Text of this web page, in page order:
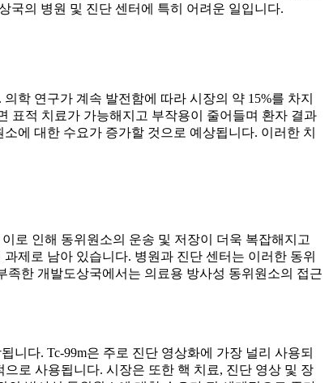
국의 병원 및 진단 센터에 특히 어려운 일입니다.
학 연구가 계속 발전함에 따라 시장의 약 15%를 차지
표적 치료가 가능해지고 부작용이 줄어들며 환자 결과
에 대한 수요가 증가할 것으로 예상됩니다. 이러한 치
로 인해 동위원소의 운송 및 저장이 더욱 복잡해지고
제로 남아 있습니다. 병원과 진단 센터는 이러한 동위
한 개발도상국에서는 의료용 방사성 동위원소의 접근
니다. Tc-99m은 주로 진단 영상화에 가장 널리 사용되
로 사용됩니다. 시장은 또한 핵 치료, 진단 영상 및 장